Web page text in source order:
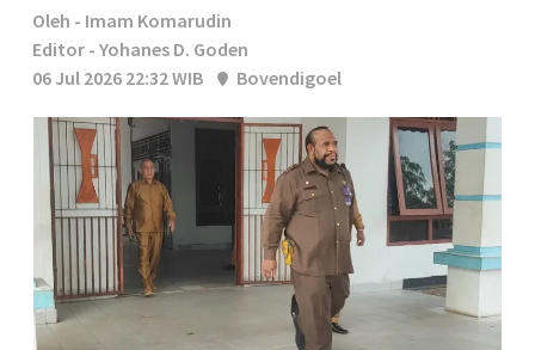
Oleh - Imam Komarudin
Editor - Yohanes D. Goden
06 Jul 2026 22:32 WIB
Bovendigoel